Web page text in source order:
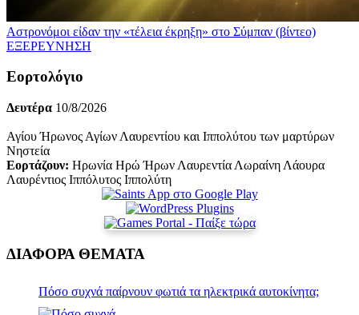
Αστρονόμοι είδαν την «τέλεια έκρηξη» στο Σύμπαν (βίντεο)
ΕΞΕΡΕΥΝΗΣΗ
Εορτολόγιο
Δευτέρα 10/8/2026
Αγίου Ήρωνος Αγίων Λαυρεντίου και Ιππολύτου των μαρτύρων
Νηστεία
Εορτάζουν: Ηρωνία Ηρώ Ήρων Λαυρεντία Λωραίνη Λάουρα
Λαυρέντιος Ιππόλυτος Ιππολύτη
ΔΙΑΦΟΡΑ ΘΕΜΑΤΑ
Πόσο συχνά παίρνουν φωτιά τα ηλεκτρικά αυτοκίνητα;